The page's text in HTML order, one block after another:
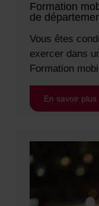
Formation
de
Vous êtes
exercer dans
Formation
En savoir plus